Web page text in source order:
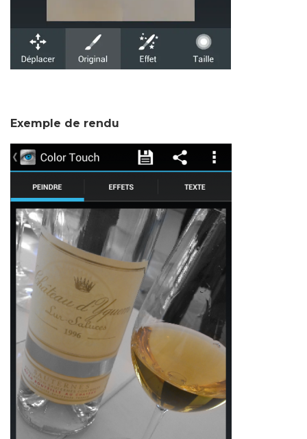
Exemple de rendu